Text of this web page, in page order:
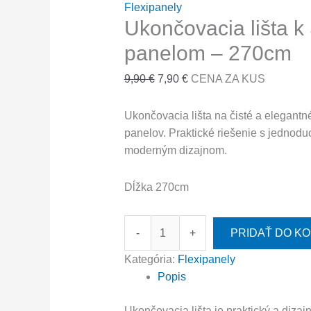
Flexipanely
Ukončovacia lišta k
panelom – 270cm
9,90€ 7,90 € CENA ZA KUS
Ukončovacia lišta na čisté a
panelov. Praktické riešenie s
moderným dizajnom.
Dĺžka 270cm
- + PRIDAŤ DO
Kategória: Flexipanely
Popis